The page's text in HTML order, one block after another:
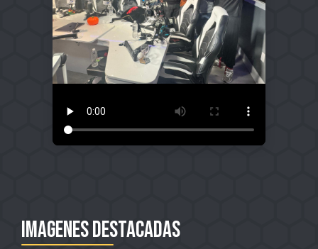
PODCAST
ACTIVIDADES
SEMINARIO
CONTACTO
Imagenes destacadas